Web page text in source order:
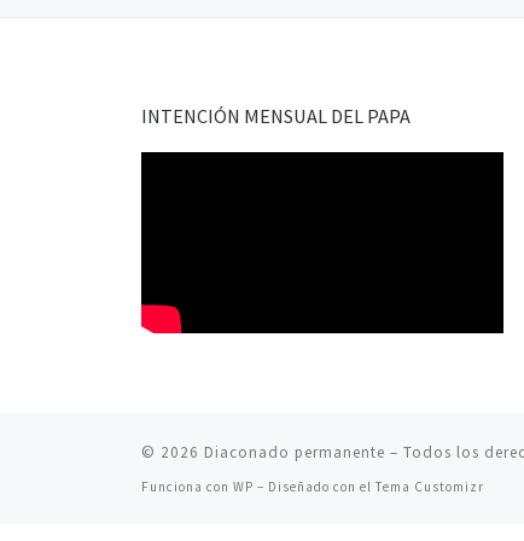
INTENCIÓN MENSUAL DEL PAPA
© 2026 Diaconado permanente – Todos los
Funciona con WP – Diseñado con el Tema Customizr